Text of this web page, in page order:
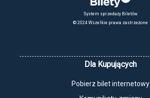
System sprzedaży Biletów
© 2024 Wszelkie prawa zastrzeżone
Dla Kupujących
Pobierz bilet internetowy